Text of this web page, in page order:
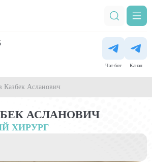
Чат-бот Канал
Казбек Асланович
АСЛАНОВИЧ
ХИРУРГ